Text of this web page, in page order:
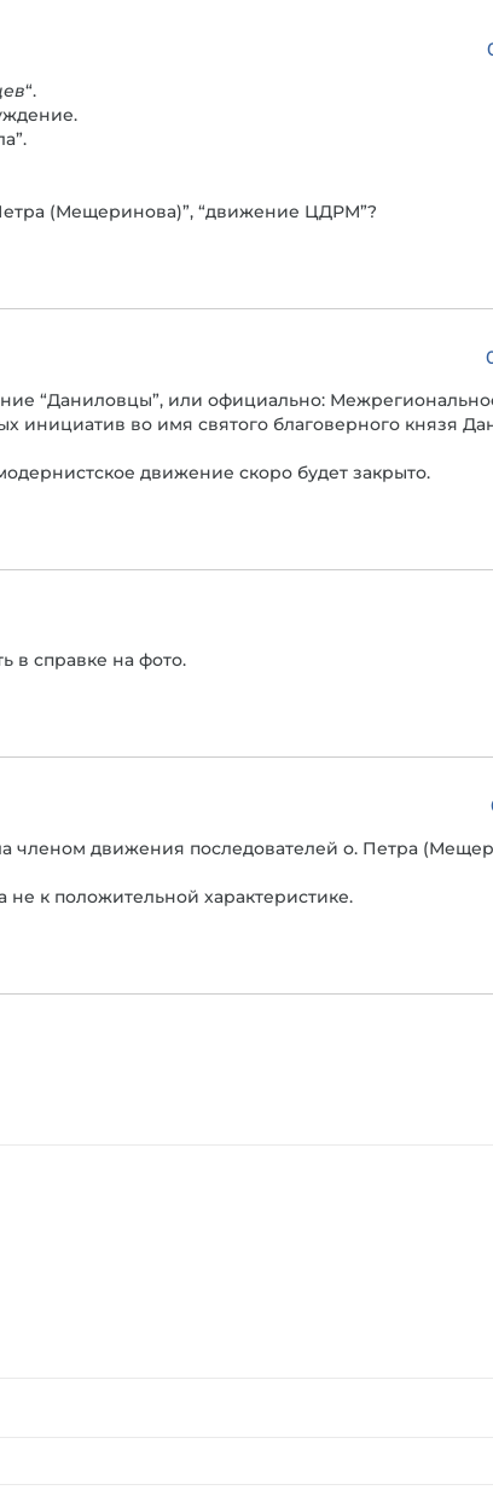
“.
(Мещеринова)”, “движение ЦДРМ”?
“Даниловцы”, или официально:
во имя святого благоверного князя
движение скоро будет закрыто.
в справке на фото.
членом движения последователей о. Петра
не к положительной характеристике.